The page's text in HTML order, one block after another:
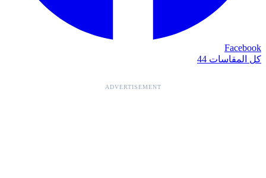
Facebook
كل المقاسات 44
ADVERTISEMENT